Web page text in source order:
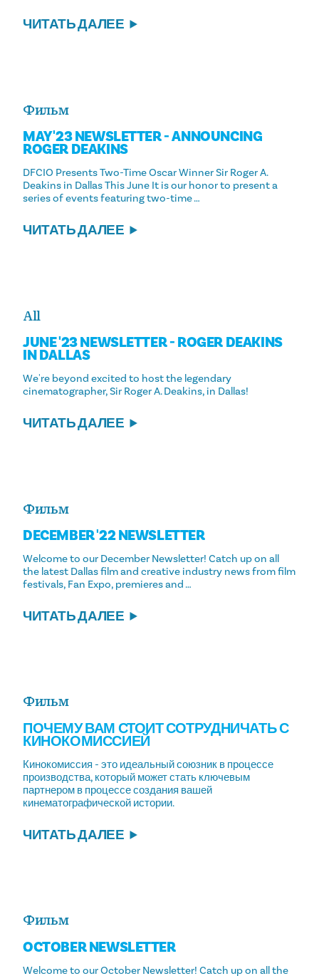
ЧИТАТЬ ДАЛЕЕ
Фильм
MAY '23 NEWSLETTER - ANNOUNCING
ROGER DEAKINS
DFCIO Presents Two-Time Oscar Winner Sir Roger A.
Deakins in Dallas This June It is our honor to present a
series of events featuring two-time …
ЧИТАТЬ ДАЛЕЕ
All
JUNE '23 NEWSLETTER - ROGER DEAKINS
IN DALLAS
We're beyond excited to host the legendary
cinematographer, Sir Roger A. Deakins, in Dallas!
ЧИТАТЬ ДАЛЕЕ
Фильм
DECEMBER '22 NEWSLETTER
Welcome to our December Newsletter! Catch up on all
the latest Dallas film and creative industry news from film
festivals, Fan Expo, premieres and …
ЧИТАТЬ ДАЛЕЕ
Фильм
ПОЧЕМУ ВАМ СТОИТ СОТРУДНИЧАТЬ С
КИНОКОМИССИЕЙ
Кинокомиссия - это идеальный союзник в процессе
производства, который может стать ключевым
партнером в процессе создания вашей
кинематографической истории.
ЧИТАТЬ ДАЛЕЕ
Фильм
OCTOBER NEWSLETTER
Welcome to our October Newsletter! Catch up on all the